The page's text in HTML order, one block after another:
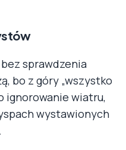
sprawdzenia
bo z góry „wszystko
ignorowanie wiatru,
wystawionych